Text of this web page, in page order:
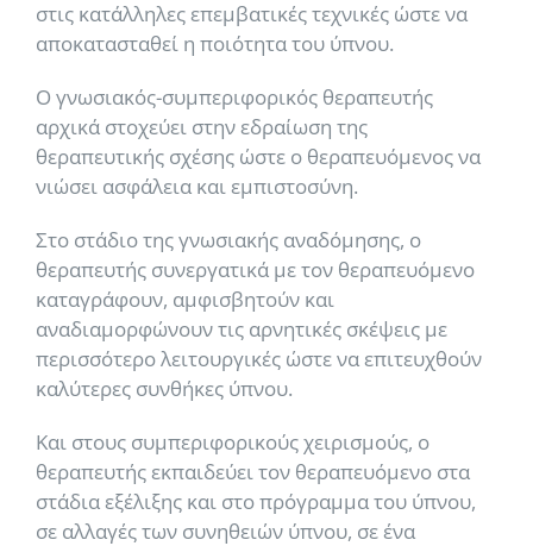
στις κατάλληλες επεμβατικές τεχνικές ώστε να
αποκατασταθεί η ποιότητα του ύπνου.
Ο γνωσιακός-συμπεριφορικός θεραπευτής
αρχικά στοχεύει στην εδραίωση της
θεραπευτικής σχέσης ώστε ο θεραπευόμενος να
νιώσει ασφάλεια και εμπιστοσύνη.
Στο στάδιο της γνωσιακής αναδόμησης, ο
θεραπευτής συνεργατικά με τον θεραπευόμενο
καταγράφουν, αμφισβητούν και
αναδιαμορφώνουν τις αρνητικές σκέψεις με
περισσότερο λειτουργικές ώστε να επιτευχθούν
καλύτερες συνθήκες ύπνου.
Και στους συμπεριφορικούς χειρισμούς, ο
θεραπευτής εκπαιδεύει τον θεραπευόμενο στα
στάδια εξέλιξης και στο πρόγραμμα του ύπνου,
σε αλλαγές των συνηθειών ύπνου, σε ένα